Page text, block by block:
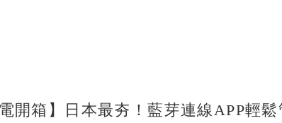
電開箱】日本最夯！藍芽連線APP輕